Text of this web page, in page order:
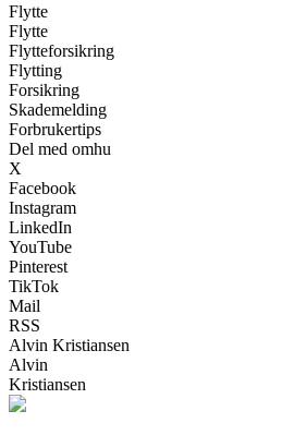
Flytte
Flytte
Flytteforsikring
Flytting
Forsikring
Skademelding
Forbrukertips
Del med omhu
X
Facebook
Instagram
LinkedIn
YouTube
Pinterest
TikTok
Mail
RSS
Alvin Kristiansen
Alvin
Kristiansen